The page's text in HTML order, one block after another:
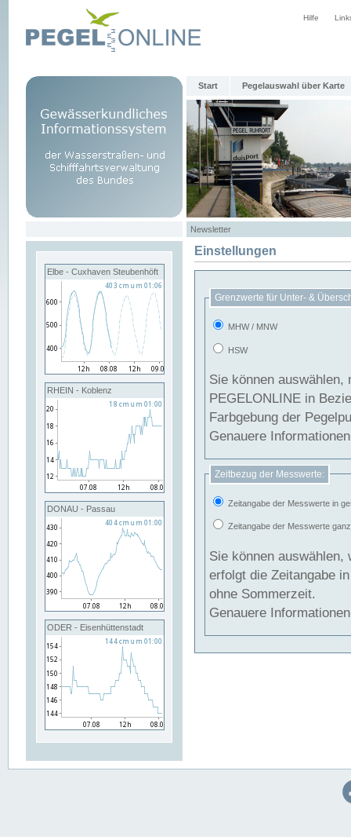
Hilfe
Start Pegelauswahl über Karte
Newsletter
Elbe - Cuxhaven Steubenhöft
RHEIN - Koblenz
DONAU - Passau
ODER - Eisenhüttenstadt
Einstellungen
Grenzwerte für Unter- &
MHW / MNW
HSW
Sie können
PEGELONLINE in Beziehung
Farbgebung der
Genauere
Zeitbezug der Messwerte:
Zeitangabe der Messwerte in
Zeitangabe der Messwerte
Sie können auswählen,
erfolgt die Zeitangabe
ohne Sommerzeit.
Genauere